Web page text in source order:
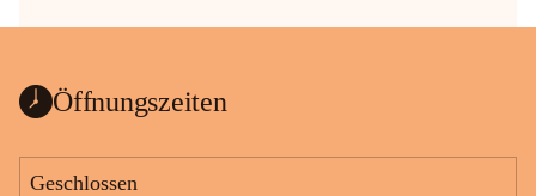
Öffnungszeiten
Geschlossen